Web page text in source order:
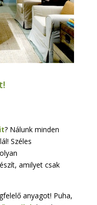
? Nálunk minden
Széles
amilyet csak
anyagot! Puha,